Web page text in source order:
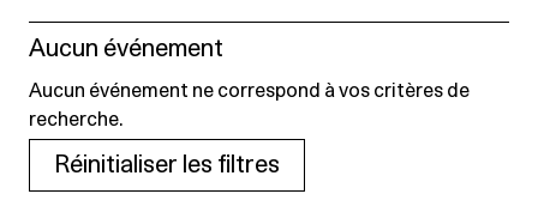
Aucun événement
Aucun événement ne correspond à vos critères de
recherche.
Réinitialiser les filtres